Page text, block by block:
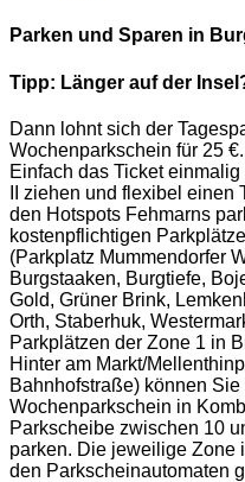
Parken und Sparen in
Tipp: Länger auf der
Dann lohnt sich der
Wochenparkschein für 25 €.
Einfach das Ticket
II ziehen und flexibel einen
den Hotspots Fehmarns
kostenpflichtigen
(Parkplatz Mummendorfer
Burgstaaken, Burgtiefe,
Gold, Grüner Brink,
Orth, Staberhuk,
Parkplätzen der Zone 1 in
Hinter am Markt/
Bahnhofstraße) können
Wochenparkschein in
Parkscheibe zwischen 10
parken. Die jeweilige Zone
den Parkscheinautomaten